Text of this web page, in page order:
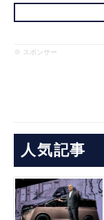
※ スポンサー
人気記事